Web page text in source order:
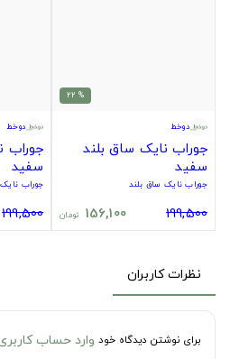
% 22
دوخط
جوراب نایک ساق بلند
سفید
جوراب نایک ساق بلند
199,500
156,100 تومان
دوخط
جوراب
سفید
جوراب
199,500
نظرات کاربران
برای نوشتن دیدگاه خود وارد حساب